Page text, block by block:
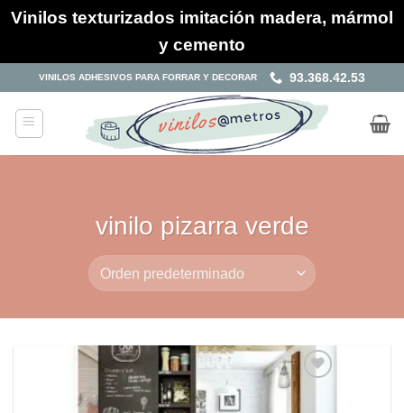
Vinilos texturizados imitación madera, mármol
y cemento
al
contenido
VINILOS ADHESIVOS PARA FORRAR Y DECORAR 93.368.42.53
vinilo pizarra verde